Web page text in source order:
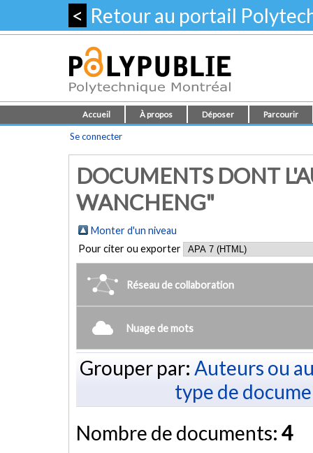
< Retour au portail
Accueil À propos Déposer Parcourir
Se connecter
DOCUMENTS DONT
WANCHENG"
Monter d'un niveau
Pour citer ou exporter
Réseau de collaboration
Nuage de mots
Grouper par: Auteurs ou
type de
Nombre de documents: 4